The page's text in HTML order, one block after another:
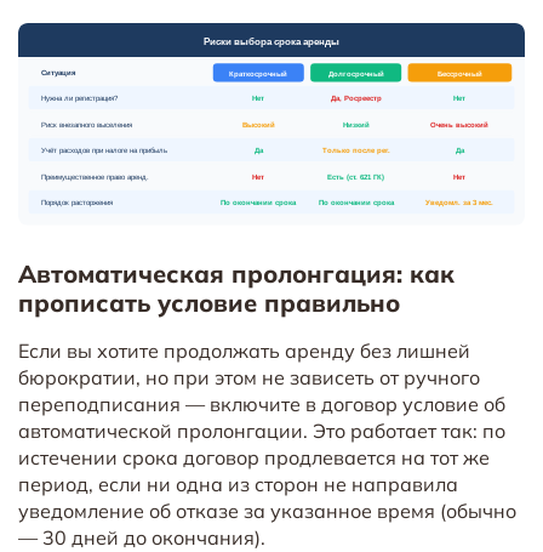
Автоматическая пролонгация: как
прописать условие правильно
Если вы хотите продолжать аренду без лишней
бюрократии, но при этом не зависеть от ручного
переподписания — включите в договор условие об
автоматической пролонгации. Это работает так: по
истечении срока договор продлевается на тот же
период, если ни одна из сторон не направила
уведомление об отказе за указанное время (обычно
— 30 дней до окончания).